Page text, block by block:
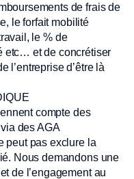
de frais de
le forfait mobilité
le % de
etc… et de concrétiser
l’entreprise d’être là
compte des
des AGA
peut pas exclure la
Nous demandons une
de l’engagement au